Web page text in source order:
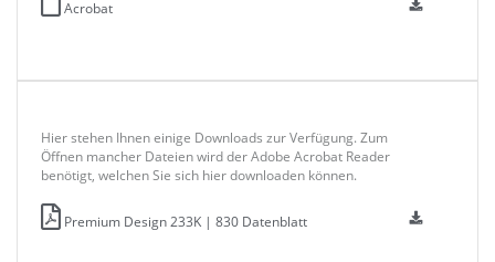
Acrobat
Hier stehen Ihnen einige Downloads zur Verfügung. Zum
Öffnen mancher Dateien wird der Adobe Acrobat Reader
benötigt, welchen Sie sich hier downloaden können.
Premium Design 233K | 830 Datenblatt